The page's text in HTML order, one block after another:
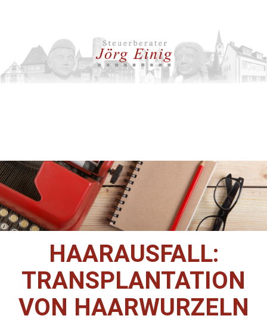
HAARAUSFALL:
TRANSPLANTATION
VON HAARWURZELN